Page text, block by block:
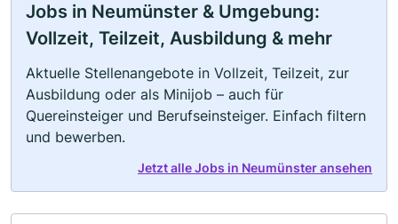
Jobs in Neumünster & Umgebung:
Vollzeit, Teilzeit, Ausbildung & mehr
Aktuelle Stellenangebote in Vollzeit, Teilzeit, zur
Ausbildung oder als Minijob – auch für
Quereinsteiger und Berufseinsteiger. Einfach filtern
und bewerben.
Jetzt alle Jobs in Neumünster ansehen